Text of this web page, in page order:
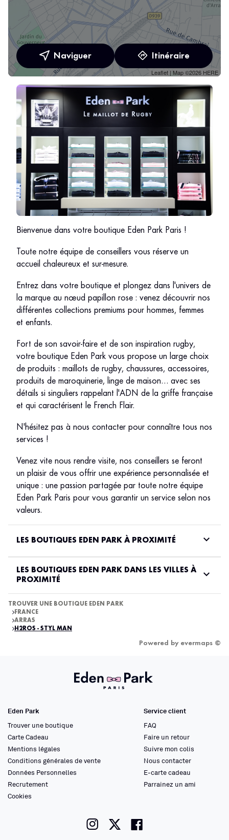
Leaflet | Map ©2026 HERE
Naviguer Itinéraire
Bienvenue dans votre boutique Eden Park Paris !
Toute notre équipe de conseillers vous réserve un
accueil chaleureux et sur-mesure.
Entrez dans votre boutique et plongez dans l'univers de
la marque au nœud papillon rose : venez découvrir nos
différentes collections premiums pour hommes, femmes
et enfants.
Fort de son savoir-faire et de son inspiration rugby,
votre boutique Eden Park vous propose un large choix
de produits : maillots de rugby, chaussures, accessoires,
produits de maroquinerie, linge de maison… avec ses
détails si singuliers rappelant l'ADN de la griffe française
et qui caractérisent le French Flair.
N'hésitez pas à nous contacter pour connaître tous nos
services !
Venez vite nous rendre visite, nos conseillers se feront
un plaisir de vous offrir une expérience personnalisée et
unique : une passion partagée par toute notre équipe
Eden Park Paris pour vous garantir un service selon nos
valeurs.
LES BOUTIQUES EDEN PARK À PROXIMITÉ
LES BOUTIQUES EDEN PARK DANS LES VILLES À
PROXIMITÉ
TROUVER UNE BOUTIQUE EDEN PARK
FRANCE
ARRAS
H2ROS - STYL MAN
Powered by evermaps ©
Eden Park
Trouver une boutique
Carte Cadeau
Mentions légales
Conditions générales de vente
Données Personnelles
Recrutement
Cookies
Service client
FAQ
Faire un retour
Suivre mon colis
Nous contacter
E-carte cadeau
Parrainez un ami
instagram
twitter